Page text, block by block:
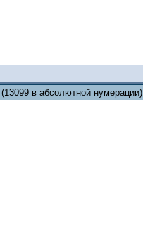
(13099 в абсолютной нумерации)